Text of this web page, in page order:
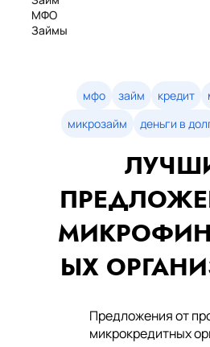
МФО
Займы
Займы онлайн
Денежные кредиты
мфо займ кредит
микрозайм
деньги в
ЫХ
Предложения от
микрокредитных